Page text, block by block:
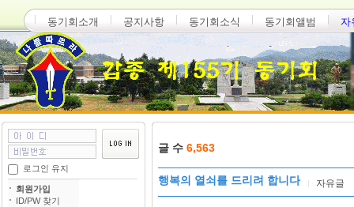
동기회소개 공지사항 동기회소식 동기회앨범 자
로그인 유지
회원가입
ID/PW 찾기
글 수 6,563
행복의 열쇠를 드리려 합니다 자유글